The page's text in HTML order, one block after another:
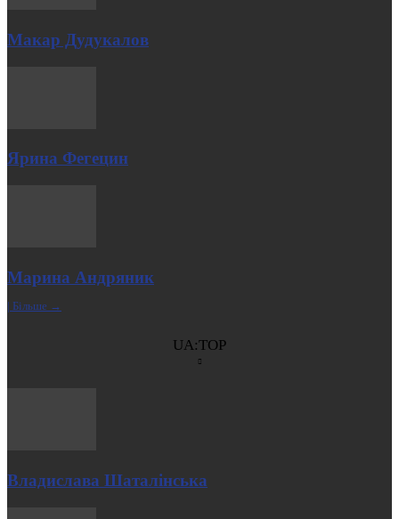
Макар Дудукалов
Ярина Фегецин
Марина Андряник
| Більше →
UA:TOP
Владислава Шаталінська